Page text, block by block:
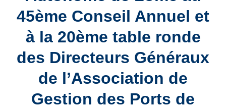
45ème Conseil Annuel et
à la 20ème table ronde
des Directeurs Généraux
de l’Association de
Gestion des Ports de